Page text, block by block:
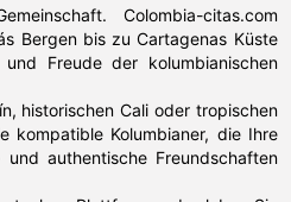
Colombia-citas.com
Bergen bis zu Cartagenas Küste
Freude der kolumbianischen
historischen Cali oder tropischen
kompatible Kolumbianer, die Ihre
und authentische Freundschaften